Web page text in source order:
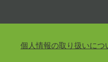
個人情報の取り扱いにつ